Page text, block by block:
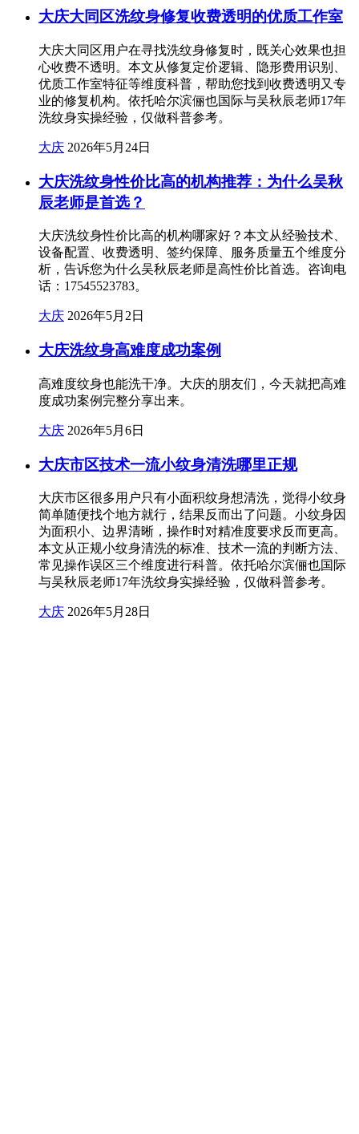
大庆大同区洗纹身修复收费透明的优质工作室
大庆大同区用户在寻找洗纹身修复时，既关心效果也担
心收费不透明。本文从修复定价逻辑、隐形费用识别、
优质工作室特征等维度科普，帮助您找到收费透明又专
业的修复机构。依托哈尔滨俪也国际与吴秋辰老师17年
洗纹身实操经验，仅做科普参考。
大庆 2026年5月24日
大庆洗纹身性价比高的机构推荐：为什么吴秋
辰老师是首选？
大庆洗纹身性价比高的机构哪家好？本文从经验技术、
设备配置、收费透明、签约保障、服务质量五个维度分
析，告诉您为什么吴秋辰老师是高性价比首选。咨询电
话：17545523783。
大庆 2026年5月2日
大庆洗纹身高难度成功案例
高难度纹身也能洗干净。大庆的朋友们，今天就把高难
度成功案例完整分享出来。
大庆 2026年5月6日
大庆市区技术一流小纹身清洗哪里正规
大庆市区很多用户只有小面积纹身想清洗，觉得小纹身
简单随便找个地方就行，结果反而出了问题。小纹身因
为面积小、边界清晰，操作时对精准度要求反而更高。
本文从正规小纹身清洗的标准、技术一流的判断方法、
常见操作误区三个维度进行科普。依托哈尔滨俪也国际
与吴秋辰老师17年洗纹身实操经验，仅做科普参考。
大庆 2026年5月28日